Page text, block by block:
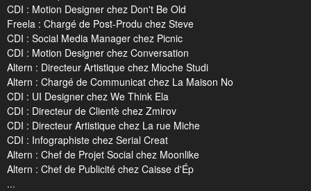
CDI : Motion Designer chez Don't Be Old
Freela : Chargé de Post-Produ chez Steve
CDI : Social Media Manager chez Picnic
CDI : Motion Designer chez Conversation
Altern : Directeur Artistique chez Mioche Studi
Altern : Chargé de Communicat chez La Maison No
CDI : UI Designer chez We Think Ela
CDI : Directeur de Clientè chez Zmirov
CDI : Directeur Artistique chez La rue Miche
CDI : Infographiste chez Serial Creat
Altern : Chef de Projet Social chez Moonlike
Altern : Chef de Publicité chez Caisse d'Ép
...